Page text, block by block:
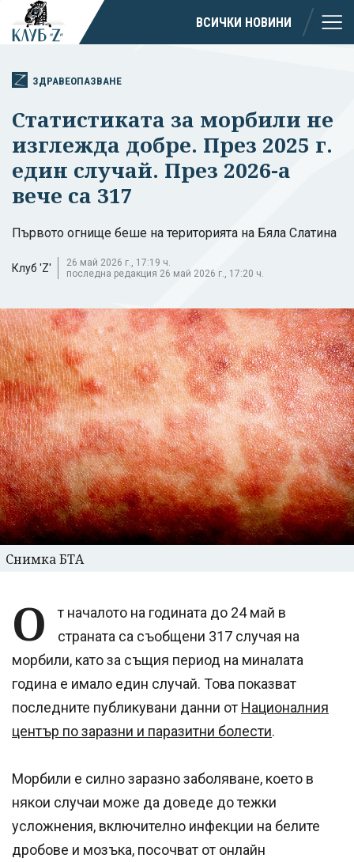
ВСИЧКИ НОВИНИ
ЗДРАВЕОПАЗВАНЕ
Статистиката за морбили не
изглежда добре. През 2025 г.
един случай. През 2026-а
вече са 317
Първото огнище беше на територията на Бяла Слатина
Клуб 'Z'
26 май 2026 г., 17:19 ч.
последна редакция 26 май 2026 г., 17:20 ч.
Снимка БТА
О
т началото на годината до 24 май в
страната са съобщени 317 случая на
морбили, като за същия период на миналата
година е имало един случай. Това показват
последните публикувани данни от Националния
център по заразни и паразитни болести.
Морбили е силно заразно заболяване, което в
някои случаи може да доведе до тежки
усложнения, включително инфекции на белите
дробове и мозъка, посочват от онлайн